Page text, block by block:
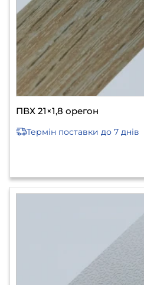
ПВХ 21×1,8 орегон
Термін поставки до 7 днів